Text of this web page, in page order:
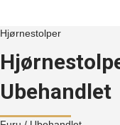
Hjørnestolper
Ubehandlet